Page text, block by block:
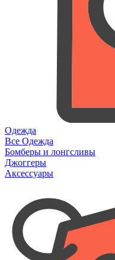
Одежда
Все Одежда
Бомберы и лонгсливы
Джоггеры
Аксессуары